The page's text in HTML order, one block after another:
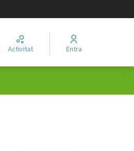
Activitat Entra